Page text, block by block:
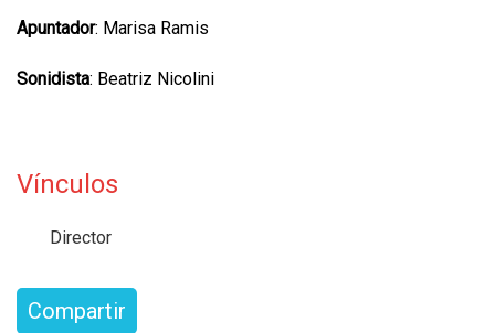
Apuntador: Marisa Ramis
Sonidista: Beatriz Nicolini
Vínculos
Director
Compartir